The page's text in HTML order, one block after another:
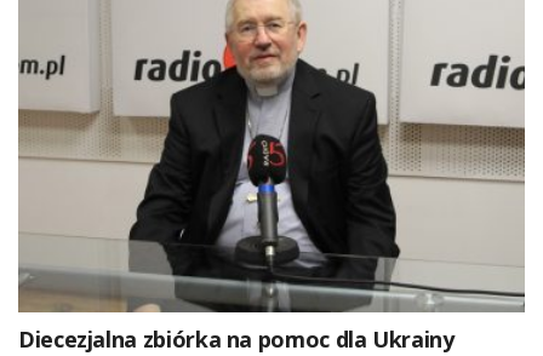
Diecezjalna zbiórka na pomoc dla Ukrainy